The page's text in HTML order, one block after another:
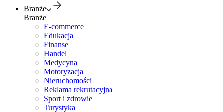
Branże
Branże
E-commerce
Edukacja
Finanse
Handel
Medycyna
Motoryzacja
Nieruchomości
Reklama rekrutacyjna
Sport i zdrowie
Turystyka